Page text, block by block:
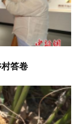
答卷